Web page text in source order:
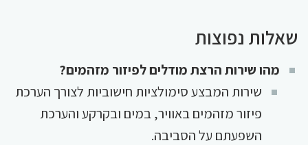
שאלות נפוצות
מהו שירות הרצת מודלים לפיזור מזהמים?
שירות המבצע סימולציות חישוביות לצורך הערכת
פיזור מזהמים באוויר, במים ובקרקע והערכת
השפעתם על הסביבה.